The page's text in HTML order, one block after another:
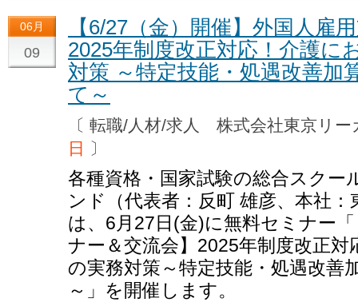
06月
09
【6/27（金）開催】外国人雇
2025年制度改正対応！介護に
対策 ～特定技能・処遇改善加
て～
〔 転職/人材/求人 株式会社東京リ
日
〕
各種資格・国家試験の総合スクー
ンド（代表者：反町 雄彦、本社
は、6月27日(金)に無料セミナー
ナー＆交流会】2025年制度改正
の実務対策～特定技能・処遇改善
～」を開催します。